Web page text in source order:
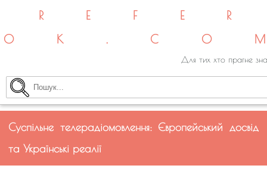
Для тих хто прагне
Суспільне телерадіомовлення: Європейський досвід
та Українські реалії